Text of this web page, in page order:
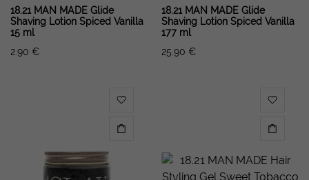
18.21 MAN MADE Glide
Shaving Lotion Spiced Vanilla
15 ml
2.90 €
18.21 MAN MADE Glide
Shaving Lotion Spiced Vanilla
177 ml
25.90 €